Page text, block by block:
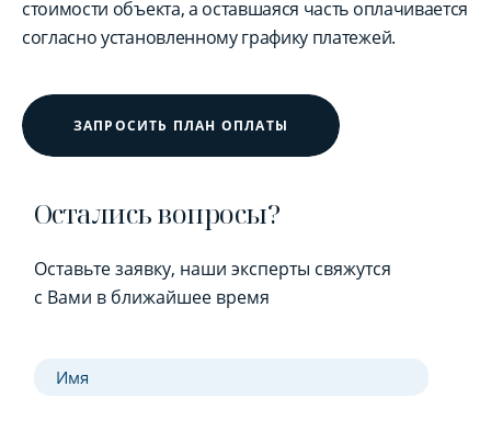
стоимости объекта, а оставшаяся часть оплачивается
согласно установленному графику платежей.
ЗАПРОСИТЬ ПЛАН ОПЛАТЫ
Остались вопросы?
Оставьте заявку, наши эксперты свяжутся
с Вами в ближайшее время